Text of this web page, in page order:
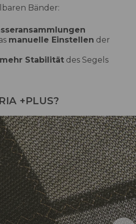
Bänder:
manuelle Einstellen der
mehr Stabilitätdes Segels
+PLUS?